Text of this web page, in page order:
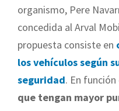
organismo, Pere
concedida al Arval
propuesta consiste en
los vehículos según
seguridad. En
que tengan mayor